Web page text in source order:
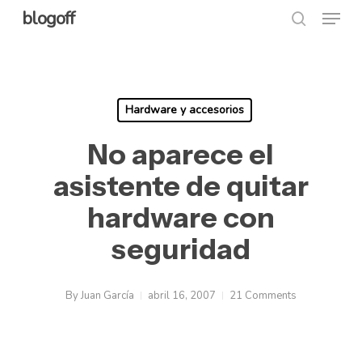
Skipblogoff Menu
Hardware y accesorios
No aparece el
asistente de quitar
hardware con
seguridad
ByJuan García abril 16, 2007 21 Comments